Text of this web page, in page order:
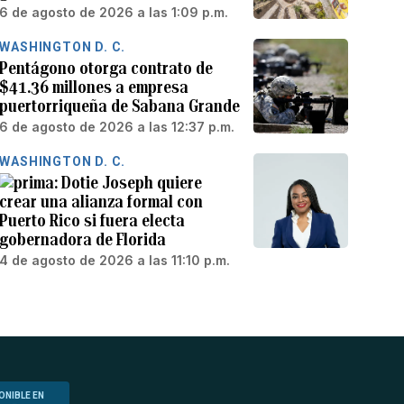
6 de agosto de 2026 a las 1:09 p.m.
WASHINGTON D. C.
Pentágono otorga contrato de
$41.36 millones a empresa
puertorriqueña de Sabana Grande
6 de agosto de 2026 a las 12:37 p.m.
WASHINGTON D. C.
Dotie Joseph quiere
crear una alianza formal con
Puerto Rico si fuera electa
gobernadora de Florida
4 de agosto de 2026 a las 11:10 p.m.
EN